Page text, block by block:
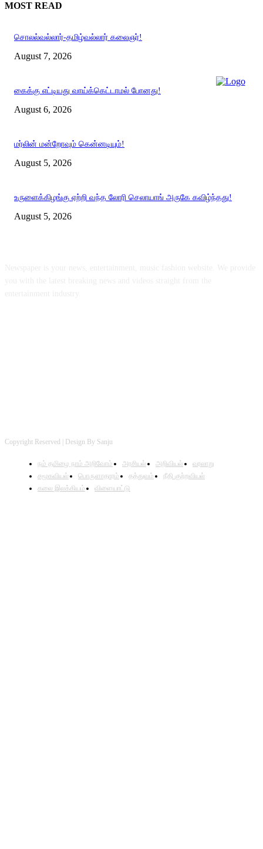
MOST READ
சொலல்வல்லார்-தமிழ்வல்லார் கலைஞர்!
August 7, 2026
கைக்கு எட்டியது வாய்க்கெட்டாமல் போனது!
August 6, 2026
மர்லின் மன்றோவும் கென்னடியும்!
August 5, 2026
உருளைக்கிழங்கு ஏற்றி வந்த லோரி செலாயாங் அருகே கவிழ்ந்தது!
August 5, 2026
Copyright Reserved | Design By Sanju
நம் தமிழை நாம் அறிவோம் அரசியல் அறிவியல்
வரலாறு
சமூகவியல்
பொருளாதாரம் தத்துவம்
நீதி குற்றவியல்
கலை இலக்கியம்
விளையாட்டு